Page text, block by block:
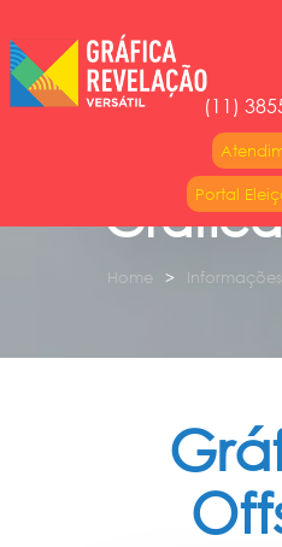
(11)
Portal
Home Informações